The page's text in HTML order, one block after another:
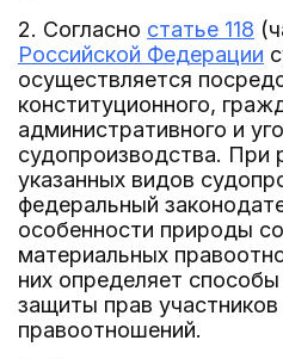
2. Согласно статье 118
Российской Федерации
осуществляется
конституционного,
административного и
судопроизводства. При
указанных видов
федеральный
особенности природы
материальных
них определяет
защиты прав участников
правоотношений.